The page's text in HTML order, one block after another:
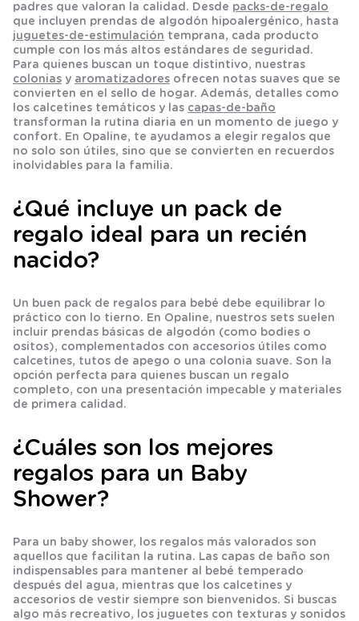
padres que valoran la calidad. Desde packs-de-regalo
que incluyen prendas de algodón hipoalergénico, hasta
juguetes-de-estimulación temprana, cada producto
cumple con los más altos estándares de seguridad.
Para quienes buscan un toque distintivo, nuestras
colonias y aromatizadores ofrecen notas suaves que se
convierten en el sello de hogar. Además, detalles como
los calcetines temáticos y las capas-de-baño
transforman la rutina diaria en un momento de juego y
confort. En Opaline, te ayudamos a elegir regalos que
no solo son útiles, sino que se convierten en recuerdos
inolvidables para la familia.
¿Qué incluye un pack de
regalo ideal para un recién
nacido?
Un buen pack de regalos para bebé debe equilibrar lo
práctico con lo tierno. En Opaline, nuestros sets suelen
incluir prendas básicas de algodón (como bodies o
ositos), complementados con accesorios útiles como
calcetines, tutos de apego o una colonia suave. Son la
opción perfecta para quienes buscan un regalo
completo, con una presentación impecable y materiales
de primera calidad.
¿Cuáles son los mejores
regalos para un Baby
Shower?
Para un baby shower, los regalos más valorados son
aquellos que facilitan la rutina. Las capas de baño son
indispensables para mantener al bebé temperado
después del agua, mientras que los calcetines y
accesorios de vestir siempre son bienvenidos. Si buscas
algo más recreativo, los juguetes con texturas y sonidos